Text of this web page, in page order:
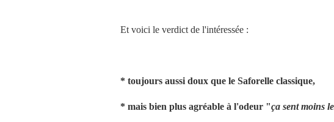
Et voici le verdict de l'intéressée :
* toujours aussi doux que le Saforelle classique,
* mais bien plus agréable à l'odeur "ça sent moins